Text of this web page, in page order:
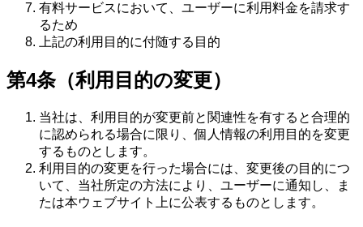
有料サービスにおいて、ユーザーに利用料金を請求す
るため
上記の利用目的に付随する目的
第4条（利用目的の変更）
当社は、利用目的が変更前と関連性を有すると合理的
に認められる場合に限り、個人情報の利用目的を変更
するものとします。
利用目的の変更を行った場合には、変更後の目的につ
いて、当社所定の方法により、ユーザーに通知し、ま
たは本ウェブサイト上に公表するものとします。